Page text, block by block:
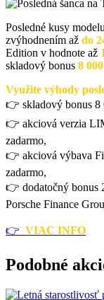
Posledné kusy
zvýhodnením až do
Edition v hodnote až
skladový bonus 8
Využite výhody
👉 skladový bonus 8
👉 akciová verzia
zadarmo,
👉 akciová výbava
zadarmo,
👉 dodatočný bonus
Porsche Finance
👉 VIAC INFO
Podobné